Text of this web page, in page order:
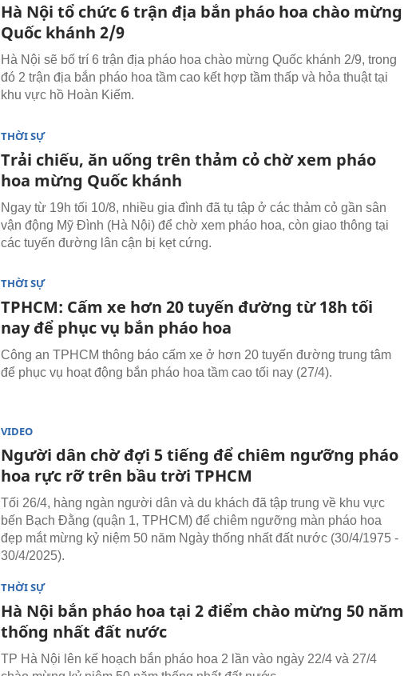
Hà Nội tổ chức 6 trận địa bắn pháo hoa chào mừng
Quốc khánh 2/9
Hà Nội sẽ bố trí 6 trận địa pháo hoa chào mừng Quốc khánh 2/9, trong
đó 2 trận địa bắn pháo hoa tầm cao kết hợp tầm thấp và hỏa thuật tại
khu vực hồ Hoàn Kiếm.
THỜI SỰ
Trải chiếu, ăn uống trên thảm cỏ chờ xem pháo
hoa mừng Quốc khánh
Ngay từ 19h tối 10/8, nhiều gia đình đã tụ tập ở các thảm cỏ gần sân
vận động Mỹ Đình (Hà Nội) để chờ xem pháo hoa, còn giao thông tại
các tuyến đường lân cận bị kẹt cứng.
THỜI SỰ
TPHCM: Cấm xe hơn 20 tuyến đường từ 18h tối
nay để phục vụ bắn pháo hoa
Công an TPHCM thông báo cấm xe ở hơn 20 tuyến đường trung tâm
để phục vụ hoạt động bắn pháo hoa tầm cao tối nay (27/4).
VIDEO
Người dân chờ đợi 5 tiếng để chiêm ngưỡng pháo
hoa rực rỡ trên bầu trời TPHCM
Tối 26/4, hàng ngàn người dân và du khách đã tập trung về khu vực
bến Bạch Đằng (quận 1, TPHCM) để chiêm ngưỡng màn pháo hoa
đẹp mắt mừng kỷ niệm 50 năm Ngày thống nhất đất nước (30/4/1975 -
30/4/2025).
THỜI SỰ
Hà Nội bắn pháo hoa tại 2 điểm chào mừng 50 năm
thống nhất đất nước
TP Hà Nội lên kế hoạch bắn pháo hoa 2 lần vào ngày 22/4 và 27/4